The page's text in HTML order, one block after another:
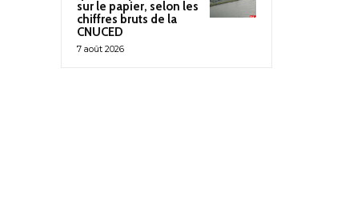
sur le papier, selon les
chiffres bruts de la
CNUCED
7 août 2026